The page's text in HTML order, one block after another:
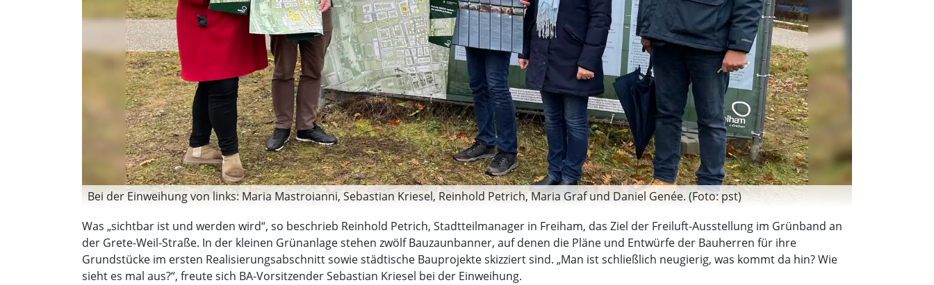
Bei der Einweihung von links: Maria Mastroianni, Sebastian Kriesel, Reinhold Petrich, Maria Graf und Daniel Genée. (Foto: pst)
Was „sichtbar ist und werden wird“, so beschrieb Reinhold Petrich, Stadtteilmanager in Freiham, das Ziel der Freiluft-Ausstellung im Grünband an
der Grete-Weil-Straße. In der kleinen Grünanlage stehen zwölf Bauzaunbanner, auf denen die Pläne und Entwürfe der Bauherren für ihre
Grundstücke im ersten Realisierungsabschnitt sowie städtische Bauprojekte skizziert sind. „Man ist schließlich neugierig, was kommt da hin? Wie
sieht es mal aus?“, freute sich BA-Vorsitzender Sebastian Kriesel bei der Einweihung.